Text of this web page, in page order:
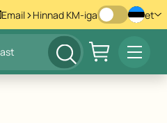
Email>Hinnad KM-iga et